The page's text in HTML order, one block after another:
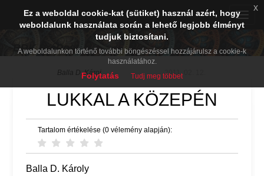
Toggle
BDK PréPost
Balla D. Károj 2011. 02. 12.
LUKKAL A KÖZEPÉN
Tartalom értékelése (0 vélemény alapján):
Balla D. Károly
Ez a weboldal cookie-kat (sütiket) használ azért, hogy
weboldalunk használata során a lehető legjobb élményt
tudjuk biztosítani.
A weboldalunkon történő további böngészéssel hozzájárulsz a cookie-k
használatához.
Folytatás Tudj meg többet
x